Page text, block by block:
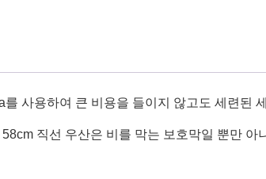
사용하여 큰 비용을 들이지 않고도 세련된
직선 우산은 비를 막는 보호막일 뿐만